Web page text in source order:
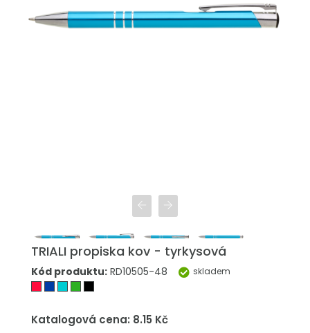
TRIALI propiska kov - tyrkysová
Kód produktu: RD10505-48 skladem
Katalogová cena: 8.15 Kč